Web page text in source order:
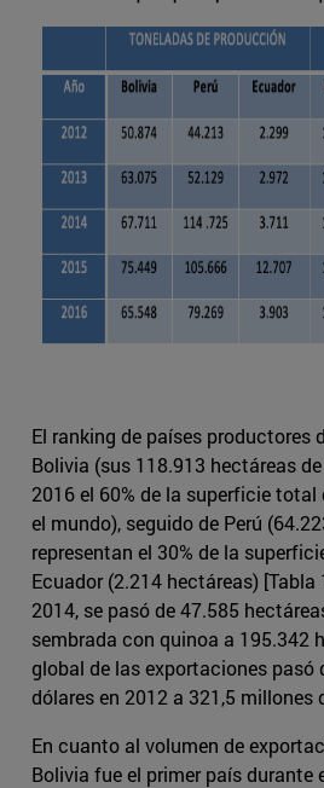
El ranking de países productores
Bolivia (sus 118.913 hectáreas
2016 el 60% de la superficie total
el mundo), seguido de Perú
representan el 30% de la
Ecuador (2.214 hectáreas) [Tabla
2014, se pasó de 47.585
sembrada con quinoa a 195.342
global de las exportaciones pasó
dólares en 2012 a 321,5 millones
En cuanto al volumen de
Bolivia fue el primer país durante